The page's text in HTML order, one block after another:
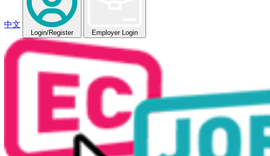
中文
Login/Register Employer Login